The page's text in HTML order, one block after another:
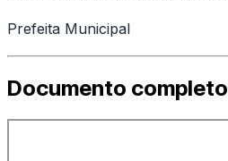
Prefeita Municipal
Documento completo